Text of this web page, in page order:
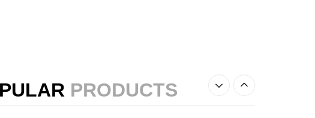
PRODUCTS
د.ت215,000